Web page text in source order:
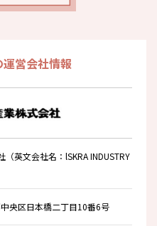
営会社情報
英文会社名：lSKRA INDUSTRY
央区日本橋二丁目10番6号